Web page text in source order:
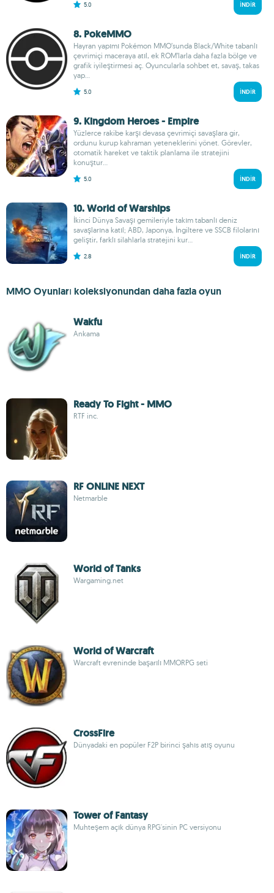
5.0 İNDIR
8. PokeMMO
Hayran yapımı Pokémon MMO’sunda Black/White tabanlı
çevrimiçi maceraya atıl, ek ROM’larla daha fazla bölge ve
grafik iyileştirmesi aç. Oyuncularla sohbet et, savaş, takas
yap...
5.0 İNDIR
9. Kingdom Heroes - Empire
Yüzlerce rakibe karşı devasa çevrimiçi savaşlara gir,
ordunu kurup kahraman yeteneklerini yönet. Görevler,
otomatik hareket ve taktik planlama ile stratejini
konuştur...
5.0 İNDIR
10. World of Warships
İkinci Dünya Savaşı gemileriyle takım tabanlı deniz
savaşlarına katıl; ABD, Japonya, İngiltere ve SSCB filolarını
geliştir, farklı silahlarla stratejini kur...
2.8 İNDIR
MMO Oyunları koleksiyonundan daha fazla oyun
Wakfu
Ankama
Ready To Fight - MMO
RTF inc.
RF ONLINE NEXT
Netmarble
World of Tanks
Wargaming.net
World of Warcraft
Warcraft evreninde başarılı MMORPG seti
CrossFire
Dünyadaki en popüler F2P birinci şahıs atış oyunu
Tower of Fantasy
Muhteşem açık dünya RPG'sinin PC versiyonu